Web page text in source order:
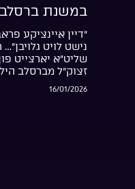
במשנת ברסלב
“דיין איינציקע
נישט לויט גלויבן”…
שליט”א יארצייט
זצוק”ל מברסלב
16/01/2026